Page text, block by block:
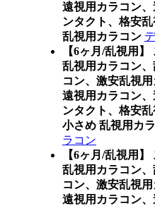
遠視用カラコン
ンタクト、格安
乱視用カラコン
【6ヶ月/乱視用
乱視用カラコン
コン、激安乱視
遠視用カラコン
ンタクト、格安
小さめ 乱視用カ
ラコン
【6ヶ月/乱視用
乱視用カラコン
コン、激安乱視
遠視用カラコン